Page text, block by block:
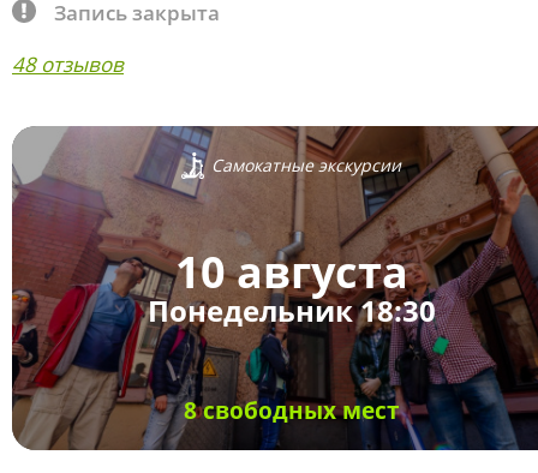
Запись закрыта
48 отзывов
Самокатные экскурсии
10 августа
Понедельник 18:30
8 свободных мест